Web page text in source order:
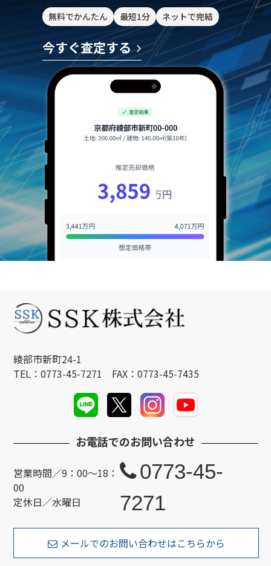
無料でかんたん 最短1分 ネットで完結
今すぐ査定する
綾部市新町24-1
TEL：0773-45-7271 FAX：0773-45-7435
お電話でのお問い合わせ
営業時間／9：00～18：
00
定休日／水曜日
0773-45-
7271
メールでのお問い合わせはこちらから